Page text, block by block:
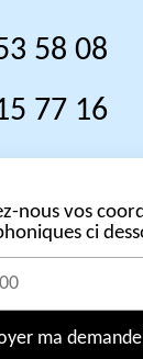
58 08
77 16
nous vos
ci
ma demande